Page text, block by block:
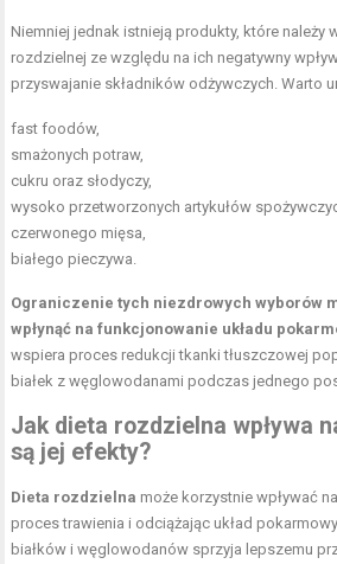
Niemniej jednak istnieją produkty, które należy
rozdzielnej ze względu na ich negatywny
przyswajanie składników odżywczych. Warto
fast foodów,
smażonych potraw,
cukru oraz słodyczy,
wysoko przetworzonych artykułów
czerwonego mięsa,
białego pieczywa.
Ograniczenie tych niezdrowych wyborów
wpłynąć na funkcjonowanie układu
wspiera proces redukcji tkanki tłuszczowej
białek z węglowodanami podczas jednego
Jak dieta rozdzielna wpływa
są jej efekty?
Dieta rozdzielna może korzystnie wpływać
proces trawienia i odciążając układ
białków i węglowodanów sprzyja lepszemu